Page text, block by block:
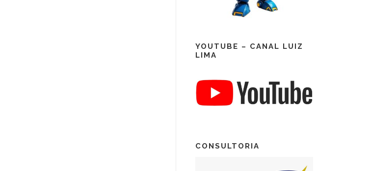
YOUTUBE – CANAL LUIZ
LIMA
CONSULTORIA